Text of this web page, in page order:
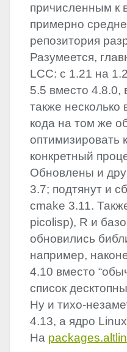
причисленным к
примерно
репозитория
Разумеется,
LCC: с 1.21 на
5.5 вместо 4.8.0,
также несколько
кода на том же
оптимизировать
конкретный
Обновлены и
3.7; подтянут и
cmake 3.11.
picolisp), R и
обновились
например,
4.10 вместо
список
Ну и тихо-
4.13, а ядро
На